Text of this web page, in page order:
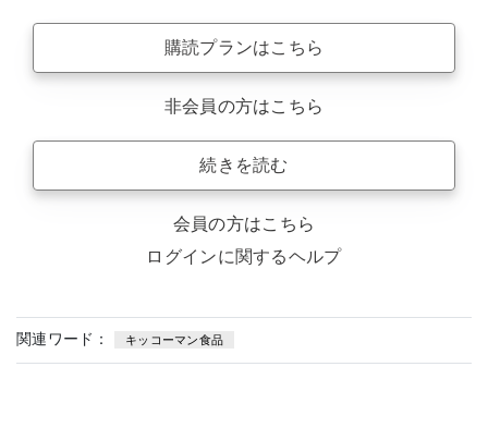
購読プランはこちら
非会員の方はこちら
続きを読む
会員の方はこちら
ログインに関するヘルプ
関連ワード： キッコーマン食品